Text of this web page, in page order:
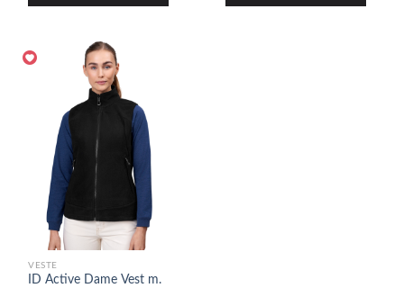
VESTE
ID Active Dame Vest m.